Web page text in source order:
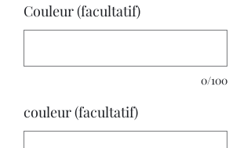
Couleur (facultatif)
0/100
couleur (facultatif)